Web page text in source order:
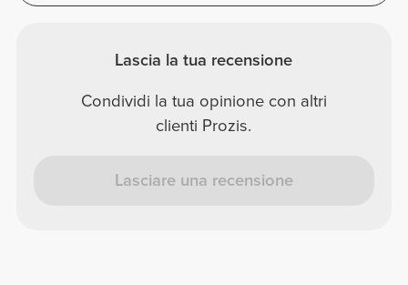
Lascia la tua recensione
Condividi la tua opinione con altri
clienti Prozis.
Lasciare una recensione